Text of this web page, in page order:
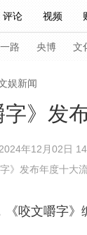
评论 视频
导人 央视快评
听音 微视
Монгол
路 央博 文
播 直播中国
娱新闻
字》发
年12月02日
》发布年度十大
文嚼字》编